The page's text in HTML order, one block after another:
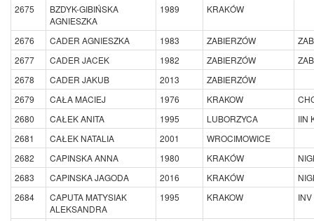
2675
BZDYK-GIBIŃSKA
AGNIESZKA
1989 KRAKÓW
2676 CADER AGNIESZKA 1983 ZABIERZÓW
2677
CADER JACEK 1982 ZABIERZÓW
2678
CADER JAKUB 2013
ZABIERZÓW
2679
CAŁA MACIEJ 1976 KRAKOW
2680
CAŁEK ANITA 1995 LUBORZYCA
IIN
2681
CAŁEK NATALIA 2001
WROCIMOWICE
2682
CAPINSKA ANNA 1980 KRAKÓW
2683
CAPINSKA JAGODA 2016 KRAKÓW
2684
CAPUTA MATYSIAK
ALEKSANDRA
1995 KRAKOW